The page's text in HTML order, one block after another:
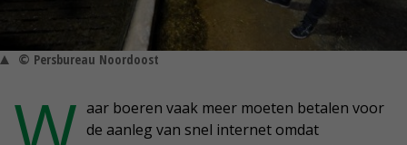
© Persbureau Noordoost
aar boeren vaak meer moeten betalen voor
de aanleg van snel internet omdat